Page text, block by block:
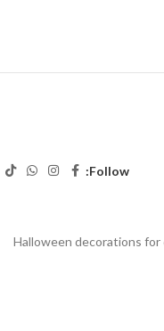
Follow:
Halloween decorations